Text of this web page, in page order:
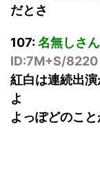
だとさ
107:名無しさん
ID:7M+S/8220
紅白は連続出
よ
よっぽどのこ